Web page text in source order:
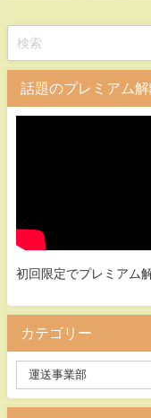
話題のプレミアム解
初回限定でプレミアム
カテゴリー